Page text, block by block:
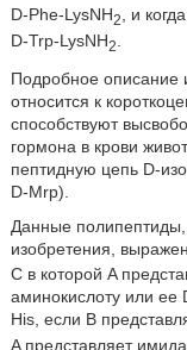
D-Phe-LysNH2
, и
D-Trp-LysNH2
Подробное описание
относится к
способствуют
гормона в крови
пептидную цепь D-
D-Mrp).
Данные
изобретения,
C в которой A
аминокислоту или ее
His, если B
A представляет